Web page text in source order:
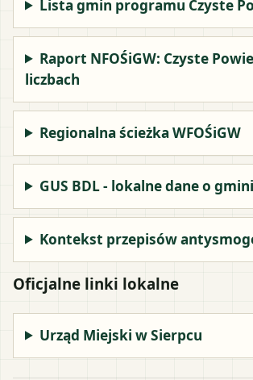
Lista gmin programu Czyste
Raport NFOŚiGW: Czyste
liczbach
Regionalna ścieżka WFOŚiGW
GUS BDL - lokalne dane o
Kontekst przepisów
Oficjalne linki lokalne
Urząd Miejski w Sierpcu